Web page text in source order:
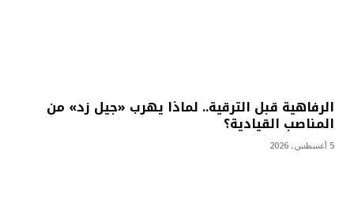
الرفاهية قبل الترقية.. لماذا يهرب «جيل زد» من
المناصب القيادية؟
5 أغسطس، 2026